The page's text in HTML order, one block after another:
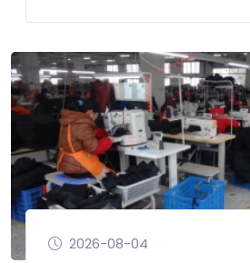
2026-08-04